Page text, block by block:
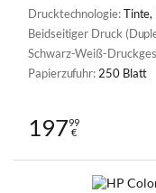
Drucktechnologie:Tinte,
Beidseitiger Druck
Schwarz-Weiß-
Papierzufuhr: 250 Blatt
19799
€